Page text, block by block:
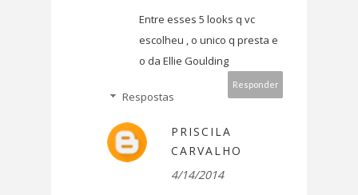
Entre esses 5 looks q vc
escolheu , o unico q presta e
o da Ellie Goulding
Responder
Respostas
PRISCILA
CARVALHO
4/14/2014